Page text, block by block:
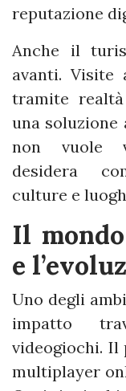
reputazione
Anche il
avanti. Visite
tramite
una
non vuole
desidera
culture e
Il
e
Uno degli
impatto
videogiochi. Il
multiplayer